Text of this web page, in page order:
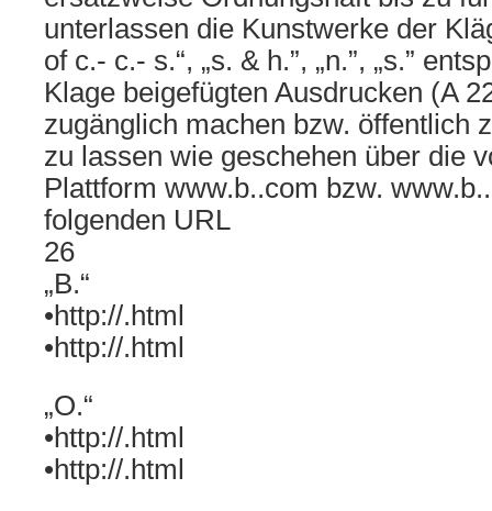
unterlassen die Kunstwerke der
of c.- c.- s.“, „s. & h.”, „n.”, „s.”
Klage beigefügten Ausdrucken (A
zugänglich machen bzw. öffentlich
zu lassen wie geschehen über die
Plattform www.b..com bzw.
folgenden URL
26
„B.“
•http://.html
•http://.html
„O.“
•http://.html
•http://.html